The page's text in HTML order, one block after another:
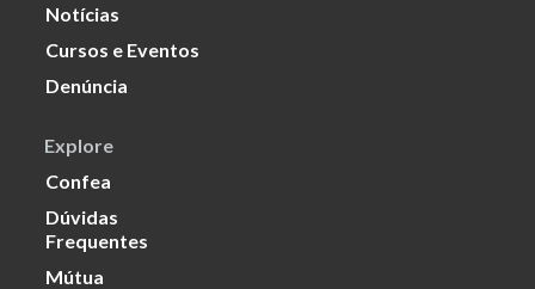
Notícias
Cursos e Eventos
Denúncia
Explore
Confea
Dúvidas
Frequentes
Mútua